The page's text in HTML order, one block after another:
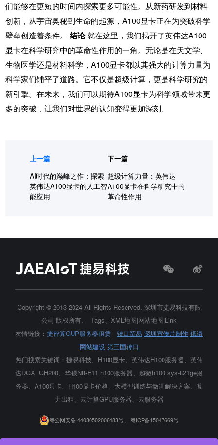
们能够在更短的时间内探索更多可能性。从新药研发到材料
创新，从宇宙奥秘到生命的起源，A100显卡正在为突破科学
壁垒创造着条件。 结论就在这里，我们揭开了英伟达A100
显卡在科学研究中的革命性作用的一角。无论是在天文学、
生物医学还是材料科学，A100显卡都以其强大的计算力量为
科学家们铺平了道路。它不仅是超级计算，更是科学研究的
新引擎。在未来，我们可以期待A100显卡为科学领域带来更
多的突破，让我们对世界的认知变得更加深刻。
上一篇
AI时代的巅峰之作：探索
英伟达A100显卡的人工智
能应用
下一篇
超级计算力量：英伟达
A100显卡在科学研究中的
革命性作用
Copyright © 2013-2024 All Rights Reserved. 深圳市捷易科技有限
公司 版权所有. Tags XML地图|网站地图|Link
友情链接： 捷智算GUP服务器租赁 转口贸易 深圳宣传片制作 俄语
网站建设 第三国转口
热门搜索关键词：捷易科技、H100显卡、 英伟达H100服务器 、英伟
达DGX GH200、华硕N8-E11 h100服务器、超微h100 sys-821ge服
务器、A100显卡、H100显卡价格、大模型训练与微调解决方案、算
力出租、云计算GPU服务器、云服务器
粤公网安备 44030502006483号、 粤ICP备15047669号